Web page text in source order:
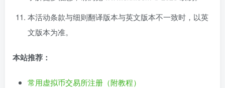
本活动条款与细则翻译版本与英文版本不一致时，以英
文版本为准。
本站推荐：
常用虚拟币交易所注册（附教程）